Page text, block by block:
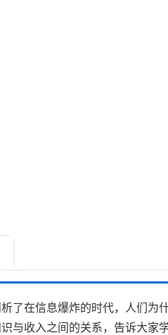
了在信息爆炸的时代，人们
与收入之间的关系，告诉大家